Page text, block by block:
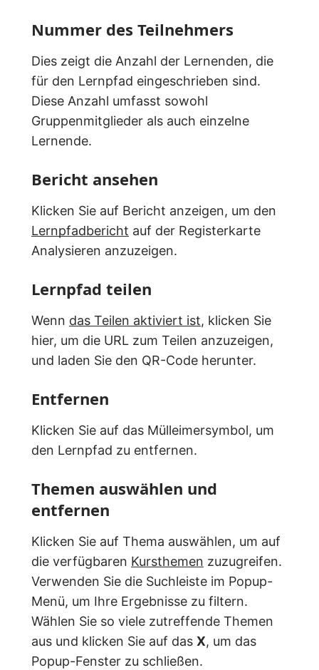
Nummer des Teilnehmers
Dies zeigt die Anzahl der Lernenden, die
für den Lernpfad eingeschrieben sind.
Diese Anzahl umfasst sowohl
Gruppenmitglieder als auch einzelne
Lernende.
Bericht ansehen
Klicken Sie auf Bericht anzeigen, um den
Lernpfadbericht auf der Registerkarte
Analysieren anzuzeigen.
Lernpfad teilen
Wenn das Teilen aktiviert ist, klicken Sie
hier, um die URL zum Teilen anzuzeigen,
und laden Sie den QR-Code herunter.
Entfernen
Klicken Sie auf das Mülleimersymbol, um
den Lernpfad zu entfernen.
Themen auswählen und
entfernen
Klicken Sie auf Thema auswählen, um auf
die verfügbaren Kursthemen zuzugreifen.
Verwenden Sie die Suchleiste im Popup-
Menü, um Ihre Ergebnisse zu filtern.
Wählen Sie so viele zutreffende Themen
aus und klicken Sie auf das X, um das
Popup-Fenster zu schließen.